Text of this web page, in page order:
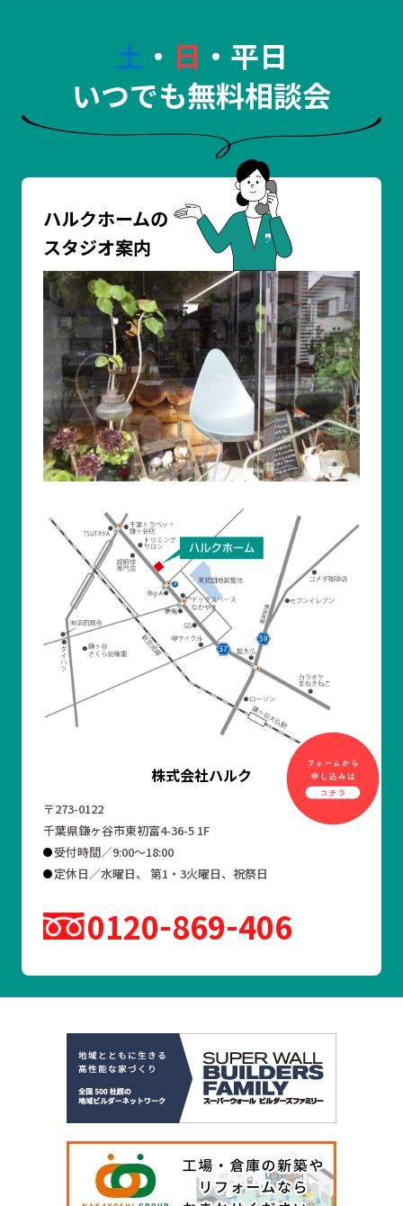
土 ・ 日 ・平日
いつでも無料相談会
ハルクホームの
スタジオ案内
株式会社ハルク
〒273-0122
千葉県鎌ヶ谷市東初富4-36-5 1F
受付時間／9:00～18:00
定休日／水曜日、 第1・3火曜日、祝祭日
0120 869 406